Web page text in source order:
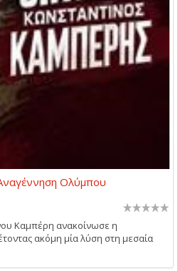
Ολύμπου
Καμπέρη ανακοίνωσε η
ακόμη μία λύση στη μεσαία